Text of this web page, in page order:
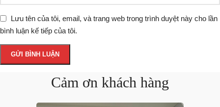
Lưu tên của tôi, email, và trang web trong trình duyệt này cho lần
bình luận kế tiếp của tôi.
Cảm ơn khách hàng